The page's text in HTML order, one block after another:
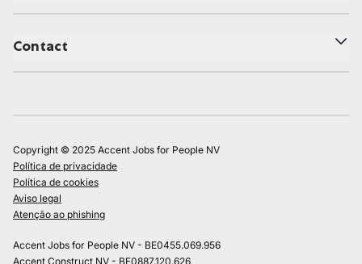
Contact
Copyright © 2025 Accent Jobs for People NV
Política de privacidade
Política de cookies
Aviso legal
Atenção ao phishing
Accent Jobs for People NV - BE0455.069.956
Accent Construct NV - BE0887.120.626